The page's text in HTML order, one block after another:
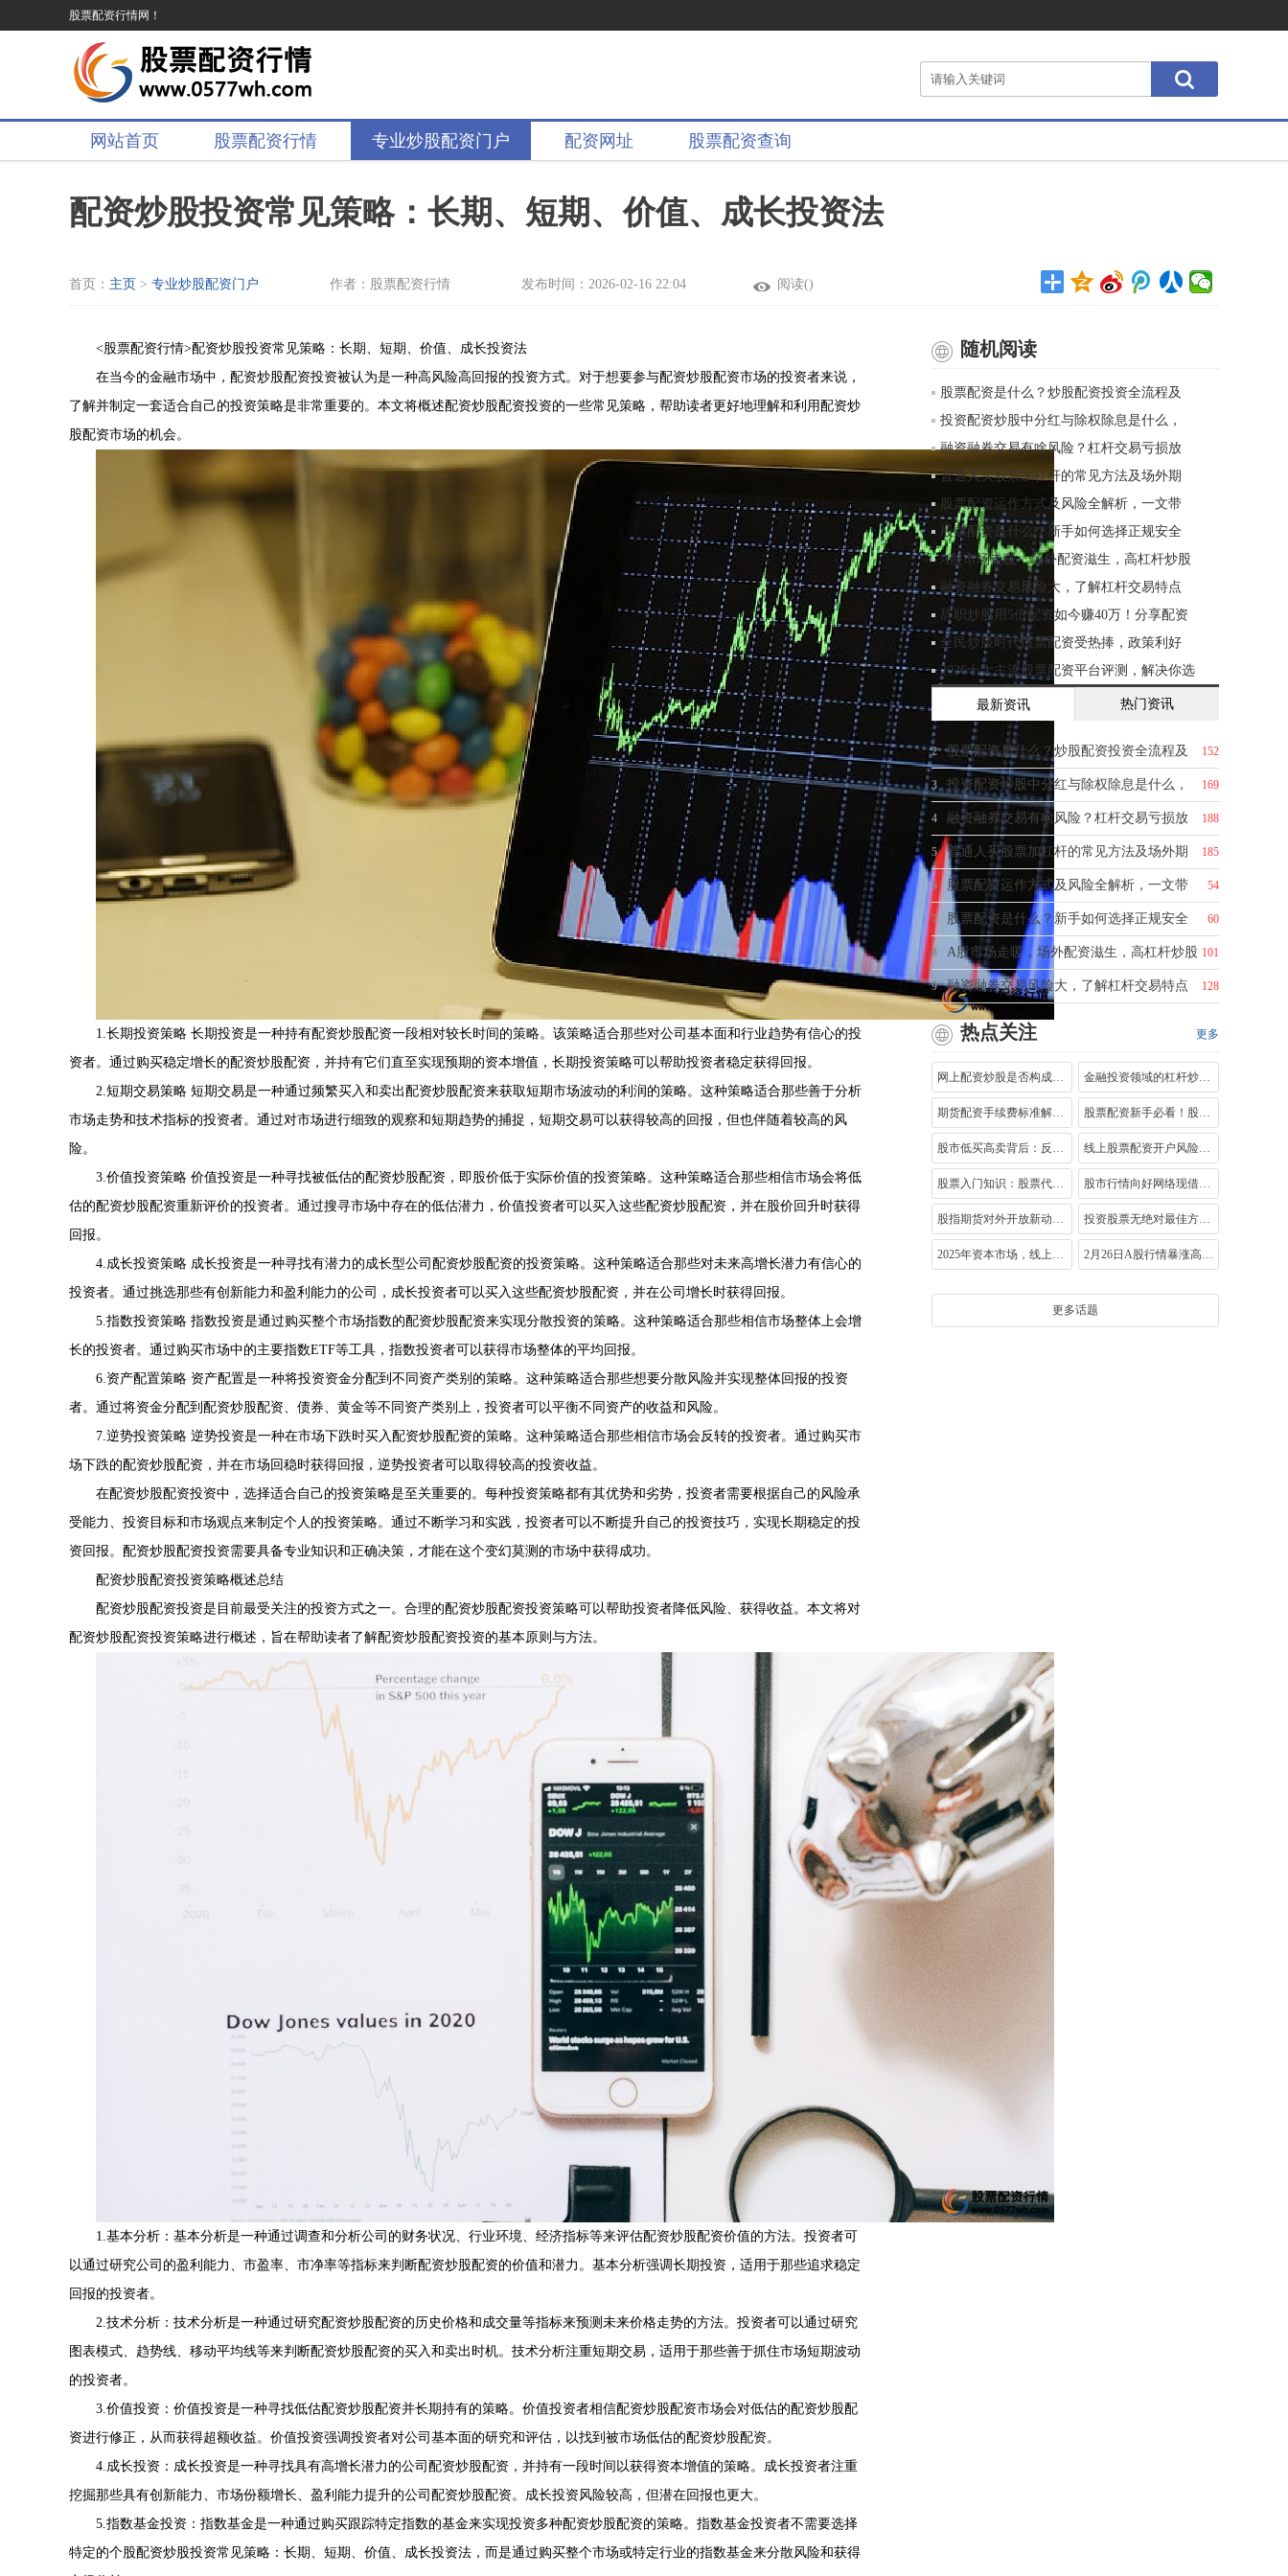
股票配资行情网！
网站首页 股票配资行情 专业炒股配资门户 配资网址 股票配资查询
配资炒股投资常见策略：长期、短期、价值、成长投资法
首页： 主页 > 专业炒股配资门户 作者：股票配资行情 发布时间：2026-02-16 22:04 阅读()
<股票配资行情>配资炒股投资常见策略：长期、短期、价值、成长投资法
在当今的金融市场中，配资炒股配资投资被认为是一种高风险高回报的投资方式。对于想要参与配资炒股配资市场的投资者来说，
了解并制定一套适合自己的投资策略是非常重要的。本文将概述配资炒股配资投资的一些常见策略，帮助读者更好地理解和利用配资炒
股配资市场的机会。
1.长期投资策略 长期投资是一种持有配资炒股配资一段相对较长时间的策略。该策略适合那些对公司基本面和行业趋势有信心的投
资者。通过购买稳定增长的配资炒股配资，并持有它们直至实现预期的资本增值，长期投资策略可以帮助投资者稳定获得回报。
2.短期交易策略 短期交易是一种通过频繁买入和卖出配资炒股配资来获取短期市场波动的利润的策略。这种策略适合那些善于分析
市场走势和技术指标的投资者。通过对市场进行细致的观察和短期趋势的捕捉，短期交易可以获得较高的回报，但也伴随着较高的风
险。
3.价值投资策略 价值投资是一种寻找被低估的配资炒股配资，即股价低于实际价值的投资策略。这种策略适合那些相信市场会将低
估的配资炒股配资重新评价的投资者。通过搜寻市场中存在的低估潜力，价值投资者可以买入这些配资炒股配资，并在股价回升时获得
回报。
4.成长投资策略 成长投资是一种寻找有潜力的成长型公司配资炒股配资的投资策略。这种策略适合那些对未来高增长潜力有信心的
投资者。通过挑选那些有创新能力和盈利能力的公司，成长投资者可以买入这些配资炒股配资，并在公司增长时获得回报。
5.指数投资策略 指数投资是通过购买整个市场指数的配资炒股配资来实现分散投资的策略。这种策略适合那些相信市场整体上会增
长的投资者。通过购买市场中的主要指数ETF等工具，指数投资者可以获得市场整体的平均回报。
6.资产配置策略 资产配置是一种将投资资金分配到不同资产类别的策略。这种策略适合那些想要分散风险并实现整体回报的投资
者。通过将资金分配到配资炒股配资、债券、黄金等不同资产类别上，投资者可以平衡不同资产的收益和风险。
7.逆势投资策略 逆势投资是一种在市场下跌时买入配资炒股配资的策略。这种策略适合那些相信市场会反转的投资者。通过购买市
场下跌的配资炒股配资，并在市场回稳时获得回报，逆势投资者可以取得较高的投资收益。
在配资炒股配资投资中，选择适合自己的投资策略是至关重要的。每种投资策略都有其优势和劣势，投资者需要根据自己的风险承
受能力、投资目标和市场观点来制定个人的投资策略。通过不断学习和实践，投资者可以不断提升自己的投资技巧，实现长期稳定的投
资回报。配资炒股配资投资需要具备专业知识和正确决策，才能在这个变幻莫测的市场中获得成功。
配资炒股配资投资策略概述总结
配资炒股配资投资是目前最受关注的投资方式之一。合理的配资炒股配资投资策略可以帮助投资者降低风险、获得收益。本文将对
配资炒股配资投资策略进行概述，旨在帮助读者了解配资炒股配资投资的基本原则与方法。
1.基本分析：基本分析是一种通过调查和分析公司的财务状况、行业环境、经济指标等来评估配资炒股配资价值的方法。投资者可
以通过研究公司的盈利能力、市盈率、市净率等指标来判断配资炒股配资的价值和潜力。基本分析强调长期投资，适用于那些追求稳定
回报的投资者。
2.技术分析：技术分析是一种通过研究配资炒股配资的历史价格和成交量等指标来预测未来价格走势的方法。投资者可以通过研究
图表模式、趋势线、移动平均线等来判断配资炒股配资的买入和卖出时机。技术分析注重短期交易，适用于那些善于抓住市场短期波动
的投资者。
3.价值投资：价值投资是一种寻找低估配资炒股配资并长期持有的策略。价值投资者相信配资炒股配资市场会对低估的配资炒股配
资进行修正，从而获得超额收益。价值投资强调投资者对公司基本面的研究和评估，以找到被市场低估的配资炒股配资。
4.成长投资：成长投资是一种寻找具有高增长潜力的公司配资炒股配资，并持有一段时间以获得资本增值的策略。成长投资者注重
挖掘那些具有创新能力、市场份额增长、盈利能力提升的公司配资炒股配资。成长投资风险较高，但潜在回报也更大。
5.指数基金投资：指数基金是一种通过购买跟踪特定指数的基金来实现投资多种配资炒股配资的策略。指数基金投资者不需要选择
特定的个股配资炒股投资常见策略：长期、短期、价值、成长投资法，而是通过购买整个市场或特定行业的指数基金来分散风险和获得
随机阅读
股票配资是什么？炒股配资投资全流程及
投资配资炒股中分红与除权除息是什么，
融资融券交易有啥风险？杠杆交易亏损放
普通人买股票加杠杆的常见方法及场外期
股票配资运作方式及风险全解析，一文带
股票配资是什么？新手如何选择正规安全
A股市场走暖，场外配资滋生，高杠杆炒股
融资融券交易风险大，了解杠杆交易特点
辞职炒股用5倍配资如今赚40万！分享配资
全民炒股时代股票配资受热捧，政策利好
2026十大主流股票配资平台评测，解决你选
最新资讯 热门资讯
2 152
股票配资是什么？炒股配资投资全流程及
3 169
投资配资炒股中分红与除权除息是什么，
4 188
融资融券交易有啥风险？杠杆交易亏损放
5 185
普通人买股票加杠杆的常见方法及场外期
6 54
股票配资运作方式及风险全解析，一文带
7 60
股票配资是什么？新手如何选择正规安全
8 101
A股市场走暖，场外配资滋生，高杠杆炒股
9 128
融资融券交易风险大，了解杠杆交易特点
更多
热点关注
网上配资炒股是否构成犯罪？详解非法集 金融投资领域的杠杆炒股：机遇与风险并
期货配资手续费标准解析：如何查询平台 股票配资新手必看！股票配资开户流程及
股市低买高卖背后：反人性的多维博弈与 线上股票配资开户风险警示：山东股民杠
股票入门知识：股票代码含义、股民、股 股市行情向好网络现借钱炒股广告，1万本
股指期货对外开放新动向：套利模型助力 投资股票无绝对最佳方式，价值与成长投
2025年资本市场，线上股票配资平台优势几 2月26日A股行情暴涨高开后震荡起伏，成交
更多话题